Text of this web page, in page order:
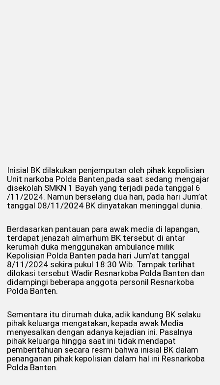
Inisial BK dilakukan penjemputan oleh pihak kepolisian
Unit narkoba Polda Banten,pada saat sedang mengajar
disekolah SMKN 1 Bayah yang terjadi pada tanggal 6
/11/2024. Namun berselang dua hari, pada hari Jum’at
tanggal 08/11/2024 BK dinyatakan meninggal dunia.
Berdasarkan pantauan para awak media di lapangan,
terdapat jenazah almarhum BK tersebut di antar
kerumah duka menggunakan ambulance milik
Kepolisian Polda Banten pada hari Jum’at tanggal
8/11/2024 sekira pukul 18:30 Wib. Tampak terlihat
dilokasi tersebut Wadir Resnarkoba Polda Banten dan
didampingi beberapa anggota personil Resnarkoba
Polda Banten.
Sementara itu dirumah duka, adik kandung BK selaku
pihak keluarga mengatakan, kepada awak Media
menyesalkan dengan adanya kejadian ini. Pasalnya
pihak keluarga hingga saat ini tidak mendapat
pemberitahuan secara resmi bahwa inisial BK dalam
penanganan pihak kepolisian dalam hal ini Resnarkoba
Polda Banten.